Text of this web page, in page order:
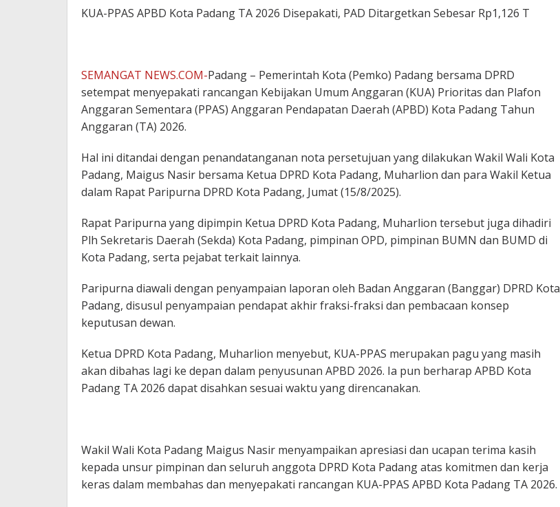
KUA-PPAS APBD Kota Padang TA 2026 Disepakati, PAD Ditargetkan Sebesar Rp1,126 T
SEMANGAT NEWS.COM-Padang – Pemerintah Kota (Pemko) Padang bersama DPRD
setempat menyepakati rancangan Kebijakan Umum Anggaran (KUA) Prioritas dan Plafon
Anggaran Sementara (PPAS) Anggaran Pendapatan Daerah (APBD) Kota Padang Tahun
Anggaran (TA) 2026.
Hal ini ditandai dengan penandatanganan nota persetujuan yang dilakukan Wakil Wali Kota
Padang, Maigus Nasir bersama Ketua DPRD Kota Padang, Muharlion dan para Wakil Ketua
dalam Rapat Paripurna DPRD Kota Padang, Jumat (15/8/2025).
Rapat Paripurna yang dipimpin Ketua DPRD Kota Padang, Muharlion tersebut juga dihadiri
Plh Sekretaris Daerah (Sekda) Kota Padang, pimpinan OPD, pimpinan BUMN dan BUMD di
Kota Padang, serta pejabat terkait lainnya.
Paripurna diawali dengan penyampaian laporan oleh Badan Anggaran (Banggar) DPRD Kota
Padang, disusul penyampaian pendapat akhir fraksi-fraksi dan pembacaan konsep
keputusan dewan.
Ketua DPRD Kota Padang, Muharlion menyebut, KUA-PPAS merupakan pagu yang masih
akan dibahas lagi ke depan dalam penyusunan APBD 2026. Ia pun berharap APBD Kota
Padang TA 2026 dapat disahkan sesuai waktu yang direncanakan.
Wakil Wali Kota Padang Maigus Nasir menyampaikan apresiasi dan ucapan terima kasih
kepada unsur pimpinan dan seluruh anggota DPRD Kota Padang atas komitmen dan kerja
keras dalam membahas dan menyepakati rancangan KUA-PPAS APBD Kota Padang TA 2026.